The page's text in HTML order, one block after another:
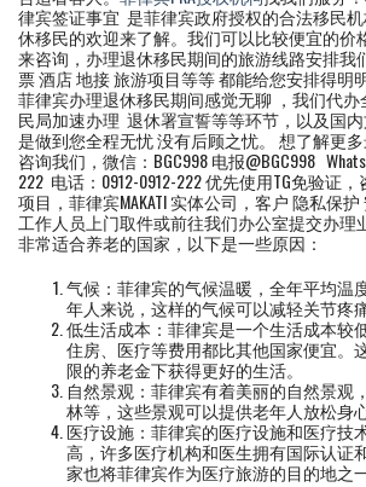
律宾签证事宜 是菲律宾政府授权的合法移民
休移民的欢迎来了解。我们可以比较便宜的价
来咨询，办理退休移民期间的旅游线路安排我
票 酒店 地接 旅游项目等等 都能给您安排得明
菲律宾办理退休移民期间感觉无聊 ，我们代
民局加速办理 退休署宣誓等等环节，以及国
是做到您全程无忧 没有后顾之忧。 想了解更
咨询我们，微信：BGC998 电报@BGC998
222 电话：0912-0912-222 优先使用TG免验证
项目，菲律宾MAKATI 实体公司，客户 隐私保
工作人员上门取件或前往我们办公室提交办理
非常适合养老的国家，以下是一些原因：
气候：菲律宾的气候温暖，全年平均温
年人来说，这样的气候可以减轻关节疼
低生活成本：菲律宾是一个生活成本较
住房、医疗等费用都比其他国家便宜。
限的养老金下获得更好的生活。
自然景观：菲律宾有着美丽的自然景观
林等，这些景观可以提供老年人放松身
医疗设施：菲律宾的医疗设施和医疗技
高，许多医疗机构和医生拥有国际认证
家也将菲律宾作为医疗旅游的目的地之一